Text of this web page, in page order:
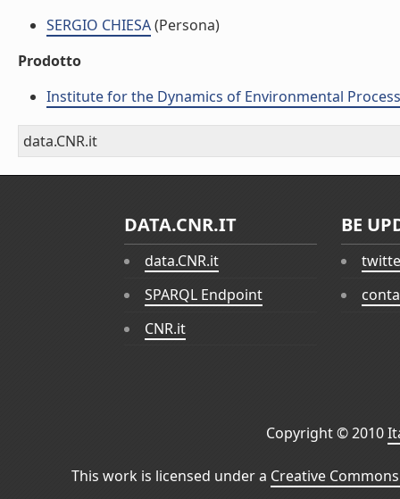
SERGIO CHIESA(Persona)
Prodotto
Institute for the Dynamics of Environmental
data.CNR.it
DATA.CNR.IT
data.CNR.it
SPARQL Endpoint
CNR.it
BE
Copyright © 2010
This work is licensed under a Creative